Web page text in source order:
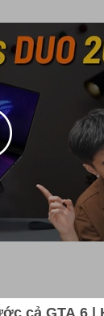
cả GTA 6 |